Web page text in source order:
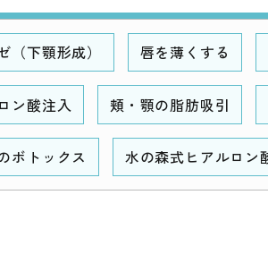
（下顎形成） 唇を薄くする
ン酸注入 頬・顎の脂肪吸引
ボトックス 水の森式ヒアルロン